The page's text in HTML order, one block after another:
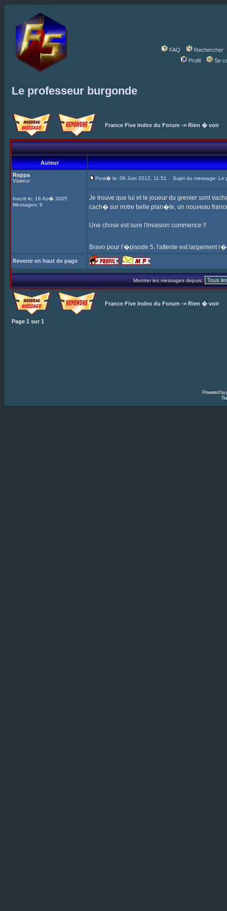
FAQ
Rechercher
Profil
Se
Le professeur burgonde
France Five Index du Forum -> Rien � voir
Auteur
Reppa
Visiteur
Inscrit le: 16 Ao� 2005
Messages: 9
Post� le: 06 Juin 2012, 11:51 Sujet du message: Le
Je trouve que lui et le joueur du grenier sont
cach� sur notre belle plan�te, un nouveau
Une chose est sure l'invasion commence !!
Bravo pour l'�pisode 5, l'attente est largement
Revenir en haut de page
Montrer les messages depuis:
France Five Index du Forum -> Rien � voir
Page 1 sur 1
Powered by